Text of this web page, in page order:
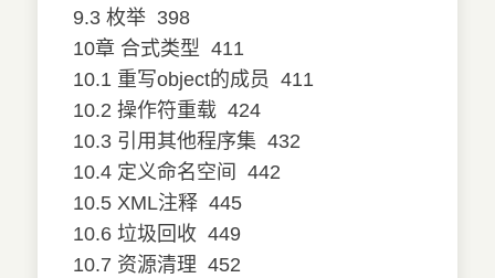
9.3 枚举 398
10章 合式类型 411
10.1 重写object的成员
411
10.2 操作符重载 424
10.3 引用其他程序集 432
10.4 定义命名空间
442
10.5 XML注释 445
10.6 垃圾回收 449
10.7 资源清理 452